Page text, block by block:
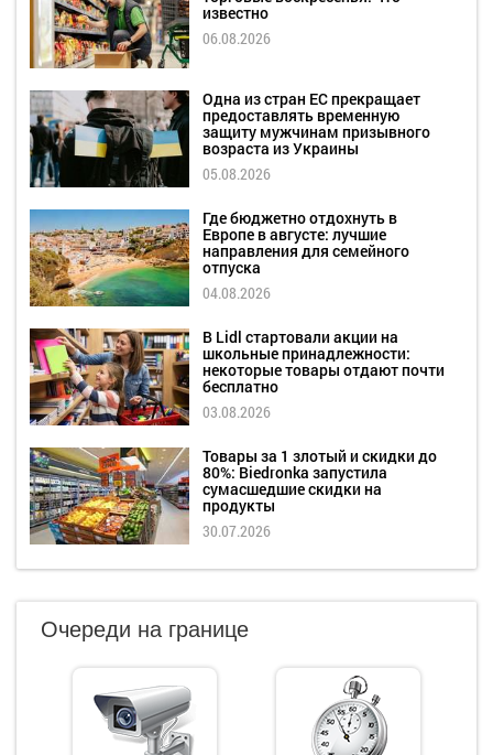
известно
06.08.2026
Одна из стран ЕС прекращает
предоставлять временную
защиту мужчинам призывного
возраста из Украины
05.08.2026
Где бюджетно отдохнуть в
Европе в августе: лучшие
направления для семейного
отпуска
04.08.2026
В Lidl стартовали акции на
школьные принадлежности:
некоторые товары отдают почти
бесплатно
03.08.2026
Товары за 1 злотый и скидки до
80%: Biedronka запустила
сумасшедшие скидки на
продукты
30.07.2026
Очереди на границе